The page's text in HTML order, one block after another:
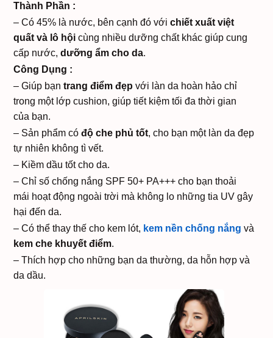
Thành Phần :
– Có 45% là nước, bên cạnh đó với chiết xuất việt
quất và lô hội cùng nhiều dưỡng chất khác giúp cung
cấp nước, dưỡng ẩm cho da.
Công Dụng :
– Giúp bạn trang điểm đẹp với làn da hoàn hảo chỉ
trong một lớp cushion, giúp tiết kiệm tối đa thời gian
của bạn.
– Sản phẩm có độ che phủ tốt, cho bạn một làn da đẹp
tự nhiên không tì vết.
– Kiềm dầu tốt cho da.
– Chỉ số chống nắng SPF 50+ PA+++ cho bạn thoải
mái hoạt động ngoài trời mà không lo những tia UV gây
hại đến da.
– Có thể thay thế cho kem lót, kem nền chống nắng và
kem che khuyết điểm.
– Thích hợp cho những bạn da thường, da hỗn hợp và
da dầu.